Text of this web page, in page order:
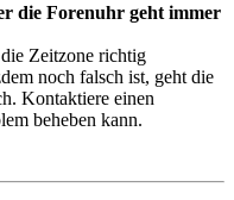
die Forenuhr geht immer
Zeitzone richtig
noch falsch ist, geht die
Kontaktiere einen
beheben kann.